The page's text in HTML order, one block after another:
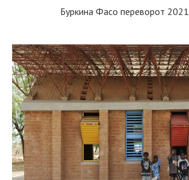
Буркина Фасо переворот 2021